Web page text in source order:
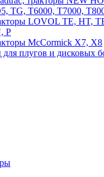
TG, T6000, T7000,
LOVOL TE, HT,
P
McCormick X7, X8
для плугов и дисковых